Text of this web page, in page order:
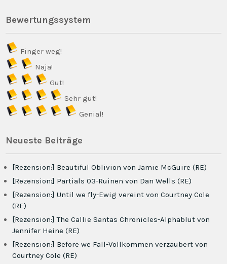
Bewertungssystem
Finger weg!
Naja!
Gut!
Sehr gut!
Genial!
Neueste Beiträge
[Rezension:] Beautiful Oblivion von Jamie McGuire (RE)
[Rezension:] Partials 03-Ruinen von Dan Wells (RE)
[Rezension:] Until we fly-Ewig vereint von Courtney Cole
(RE)
[Rezension:] The Callie Santas Chronicles-Alphablut von
Jennifer Heine (RE)
[Rezension:] Before we Fall-Vollkommen verzaubert von
Courtney Cole (RE)